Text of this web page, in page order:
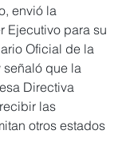
envió la
Ejecutivo para su
Oficial de la
señaló que la
Directiva
las
otros estados